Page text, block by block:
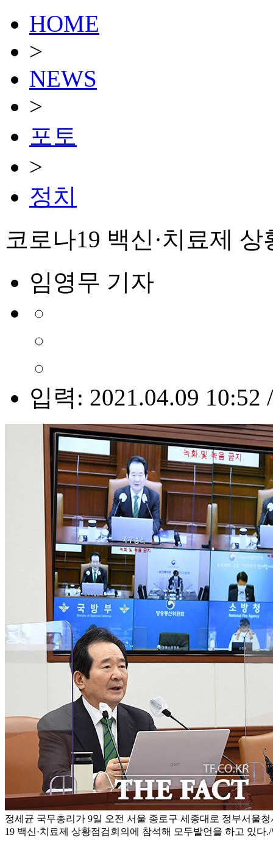
HOME
>
NEWS
>
포토
>
정치
코로나19 백신·치료제
임영무 기자
입력: 2021.04.09 10:52
정세균 국무총리가 9일 오전 서울 종로구 세종대로 정부서울
19 백신·치료제 상황점검회의에 참석해 모두발언을 하고 있다